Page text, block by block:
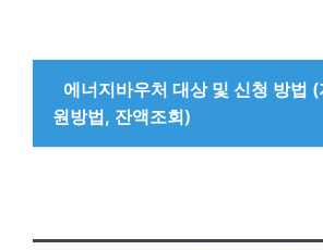
에너지바우처 대상 및 신청 방법 (
원방법, 잔액조회)